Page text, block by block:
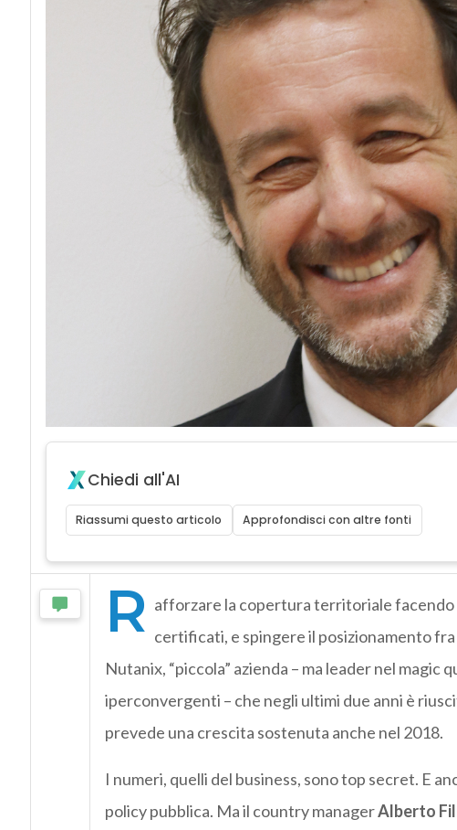
Chiedi all'AI
Riassumi questo articolo Approfondisci con altre fonti
R afforzare la copertura territoriale facendo
certificati, e spingere il posizionamento
Nutanix, “piccola” azienda – ma leader nel
iperconvergenti – che negli ultimi due anni è
prevede una crescita sostenuta anche nel 2018.
I numeri, quelli del business, sono top secret. E
policy pubblica. Ma il country managerAlberto